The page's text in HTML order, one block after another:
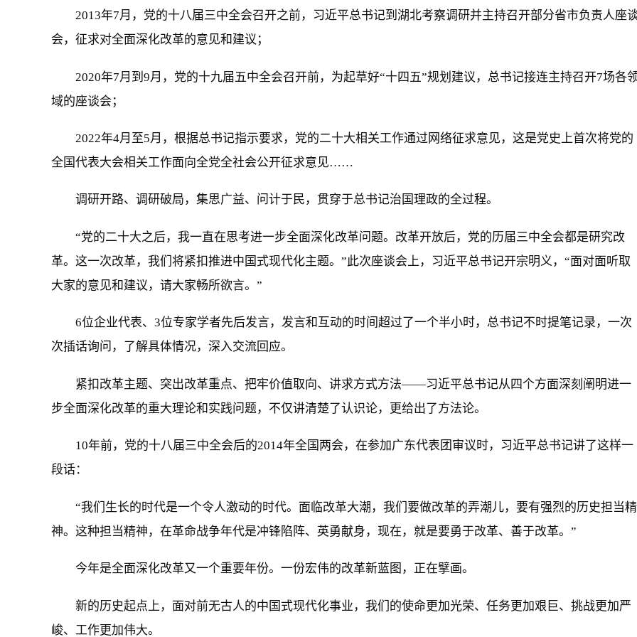
2013年7月，党的十八届三中全会召开之前，习近平总书记到湖北考察调研并主持召开部分省市负责人座
会，征求对全面深化改革的意见和建议；
2020年7月到9月，党的十九届五中全会召开前，为起草好“十四五”规划建议，总书记接连主持召开7场各
域的座谈会；
2022年4月至5月，根据总书记指示要求，党的二十大相关工作通过网络征求意见，这是党史上首次将党的
全国代表大会相关工作面向全党全社会公开征求意见……
调研开路、调研破局，集思广益、问计于民，贯穿于总书记治国理政的全过程。
“党的二十大之后，我一直在思考进一步全面深化改革问题。改革开放后，党的历届三中全会都是研究改
革。这一次改革，我们将紧扣推进中国式现代化主题。”此次座谈会上，习近平总书记开宗明义，“面对面听取
大家的意见和建议，请大家畅所欲言。”
6位企业代表、3位专家学者先后发言，发言和互动的时间超过了一个半小时，总书记不时提笔记录，一次
次插话询问，了解具体情况，深入交流回应。
紧扣改革主题、突出改革重点、把牢价值取向、讲求方式方法——习近平总书记从四个方面深刻阐明进一
步全面深化改革的重大理论和实践问题，不仅讲清楚了认识论，更给出了方法论。
10年前，党的十八届三中全会后的2014年全国两会，在参加广东代表团审议时，习近平总书记讲了这样一
段话：
“我们生长的时代是一个令人激动的时代。面临改革大潮，我们要做改革的弄潮儿，要有强烈的历史担当精
神。这种担当精神，在革命战争年代是冲锋陷阵、英勇献身，现在，就是要勇于改革、善于改革。”
今年是全面深化改革又一个重要年份。一份宏伟的改革新蓝图，正在擘画。
新的历史起点上，面对前无古人的中国式现代化事业，我们的使命更加光荣、任务更加艰巨、挑战更加严
峻、工作更加伟大。